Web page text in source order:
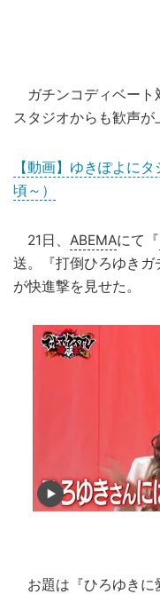
ガチンコディベート
スタジオからも歓声が
【動画】ゆきぽよに
頃～）
21日、 ABEMAにて『
送。『打倒ひろゆきガ
が快進撃を見せた。
お題は『ひろゆきに